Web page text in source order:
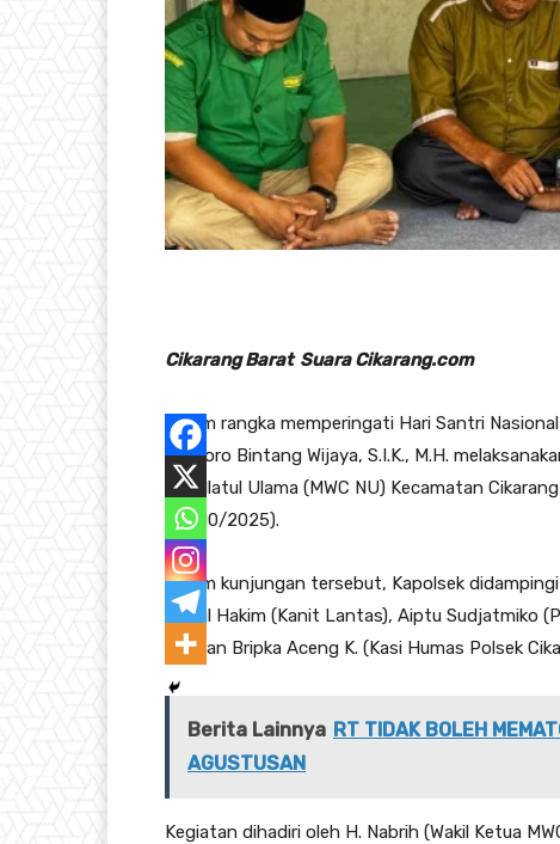
Cikarang Barat Suara Cikarang.com
Dalam rangka memperingati Hari Santri
Baskoro Bintang Wijaya, S.I.K., M.H.
Nahdlatul Ulama (MWC NU) Kecamatan
(22/10/2025).
Dalam kunjungan tersebut, Kapolsek
Abdul Hakim (Kanit Lantas), Aiptu Sudjatmiko
IK), dan Bripka Aceng K. (Kasi Humas Polsek
Berita Lainnya RT TIDAK BOLEH
AGUSTUSAN
Kegiatan dihadiri oleh H. Nabrih (Wakil Ketua